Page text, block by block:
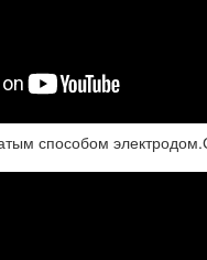
способом